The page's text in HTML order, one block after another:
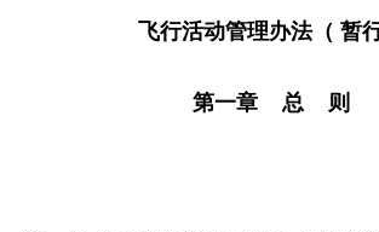
飞行活动管理办法（ 暂行
第一章 总 则